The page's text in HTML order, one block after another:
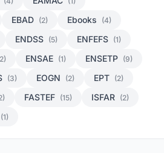
EBAD (2) Ebooks (4)
ENDSS (5) ENFEFS (1)
ENSAE (1) ENSETP (9)
(3) EOGN (2) EPT (2)
FASTEF (15) ISFAR (2)
(1)